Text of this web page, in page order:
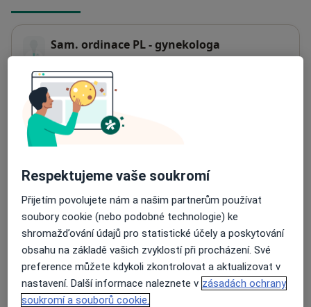
Sam. ordinace PL - gynekologa
Neratovice277 11
Dostupnost
Na této adrese online kalendář není aktivní
Způsoby platby (soukromé návštěvy)
Na teto adrese lékař přijímá pacienty na pojišťovnu
Detaily
Více
o adrese
Respektujeme vaše soukromí
Přijetím povolujete nám a našim partnerům používat
soubory cookie (nebo podobné technologie) ke
shromažďování údajů pro statistické účely a poskytování
obsahu na základě vašich zvyklostí při procházení. Své
preference můžete kdykoli zkontrolovat a aktualizovat v
nastavení. Další informace naleznete v zásadách ochrany
soukromí a souborů cookie.